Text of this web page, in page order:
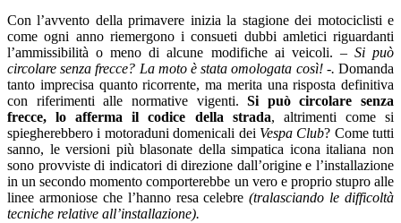
Con l’avvento della primavere inizia la stagione dei motociclisti e
come ogni anno riemergono i consueti dubbi amletici riguardanti
l’ammissibilità o meno di alcune modifiche ai veicoli. – Si può
circolare senza frecce? La moto è stata omologata così! -. Domanda
tanto imprecisa quanto ricorrente, ma merita una risposta definitiva
con riferimenti alle normative vigenti.Si può circolare senza
frecce, lo afferma il codice della strada, altrimenti come si
spiegherebbero i motoraduni domenicali dei Vespa Club? Come tutti
sanno, le versioni più blasonate della simpatica icona italiana non
sono provviste di indicatori di direzione dall’origine e l’installazione
in un secondo momento comporterebbe un vero e proprio stupro alle
linee armoniose che l’hanno resa celebre(tralasciando le difficoltà
tecniche relative all’installazione).